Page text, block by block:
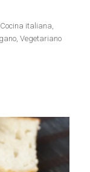
Cocina italiana
,Vegetariano